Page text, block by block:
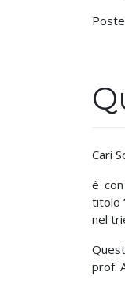
Cari
è
titolo
nel
prof.